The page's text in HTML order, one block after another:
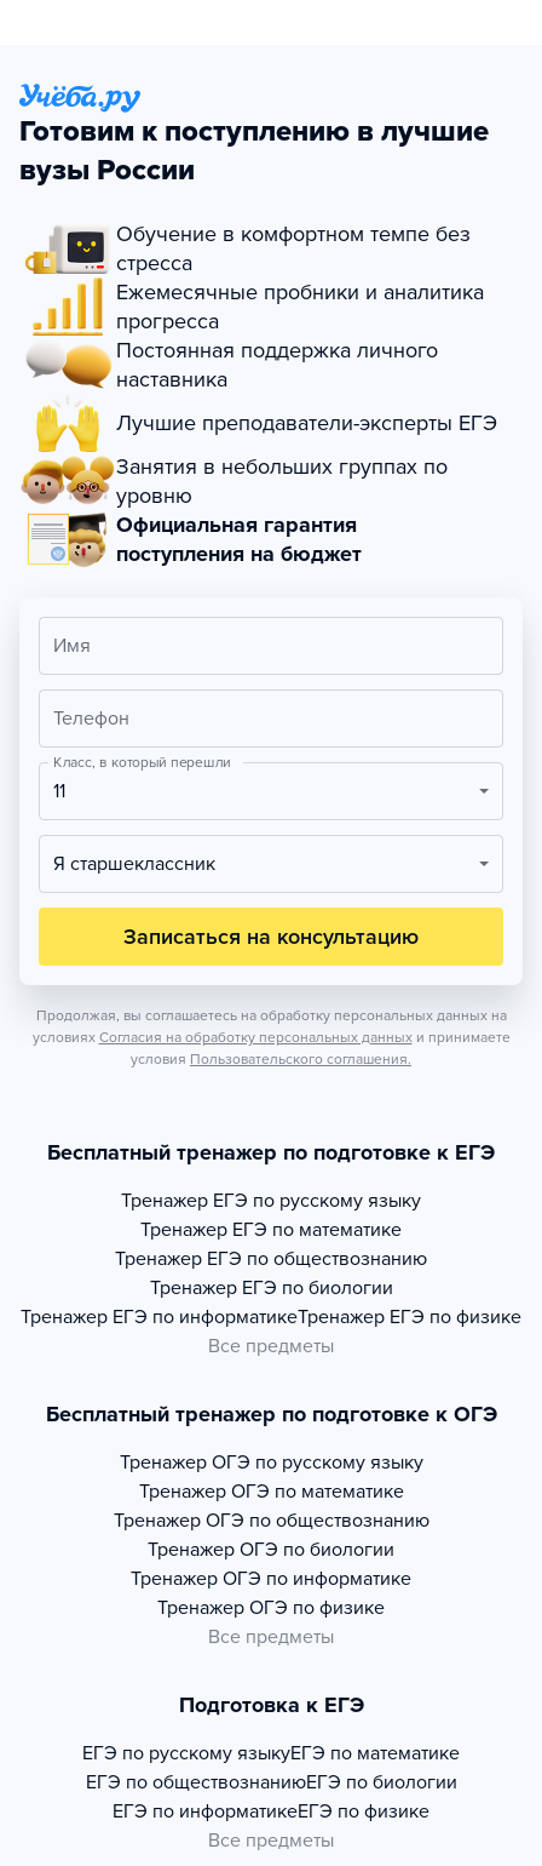
Готовим к поступлению в лучшие
вузы России
Обучение в комфортном темпе без
стресса
Ежемесячные пробники и аналитика
прогресса
Постоянная поддержка личного
наставника
Лучшие преподаватели-эксперты ЕГЭ
Занятия в небольших группах по
уровню
Официальная гарантия
поступления на бюджет
Имя
Телефон
Класс, в который перешли
11
Я старшеклассник
Записаться на консультацию
Продолжая, вы соглашаетесь на обработку персональных данных на
условиях Согласия на обработку персональных данных и принимаете
условия Пользовательского соглашения.
Бесплатный тренажер по подготовке к ЕГЭ
Тренажер ЕГЭ по русскому языку
Тренажер ЕГЭ по математике
Тренажер ЕГЭ по обществознанию
Тренажер ЕГЭ по биологии
Тренажер ЕГЭ по информатикеТренажер ЕГЭ по физике
Все предметы
Бесплатный тренажер по подготовке к ОГЭ
Тренажер ОГЭ по русскому языку
Тренажер ОГЭ по математике
Тренажер ОГЭ по обществознанию
Тренажер ОГЭ по биологии
Тренажер ОГЭ по информатике
Тренажер ОГЭ по физике
Все предметы
Подготовка к ЕГЭ
ЕГЭ по русскому языкуЕГЭ по математике
ЕГЭ по обществознаниюЕГЭ по биологии
ЕГЭ по информатикеЕГЭ по физике
Все предметы